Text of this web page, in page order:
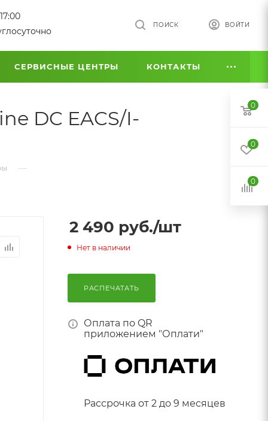
ВОЙТИ
ПОИСК
СЕРВИСНЫЕ ЦЕНТРЫ КОНТАКТЫ
DC EACS/I-
—
2 490 руб./шт
Нет в наличии
РАСПЕЧАТАТЬ
Оплата по QR
приложением "Оплати"
Рассрочка от 2 до 9 месяцев
0
0
0